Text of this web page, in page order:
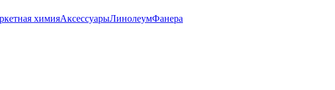
химияАксессуарыЛинолеумФанера